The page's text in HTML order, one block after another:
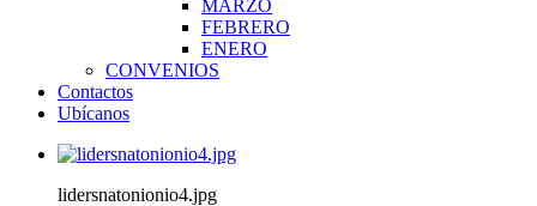
MARZO
FEBRERO
ENERO
CONVENIOS
Contactos
Ubícanos
lidersnatonionio4.jpg